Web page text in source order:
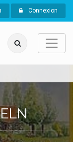
Connexion